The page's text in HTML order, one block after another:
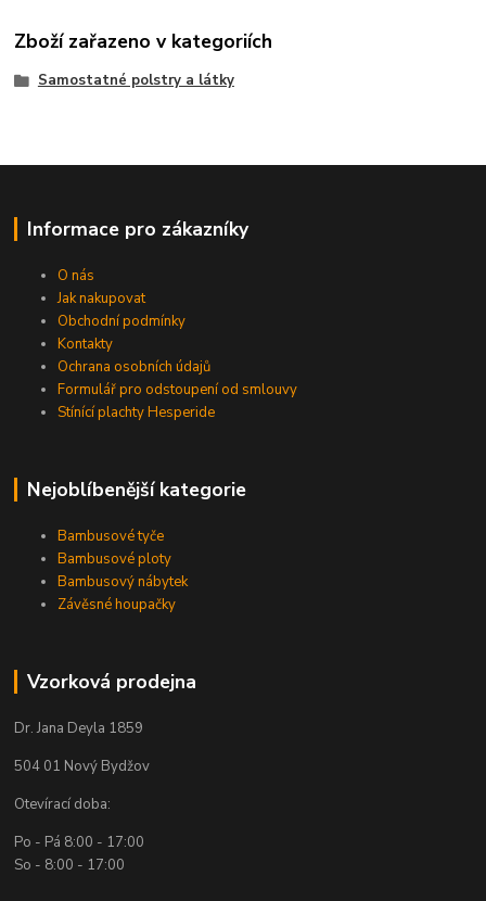
Zboží zařazeno v kategoriích
Samostatné polstry a látky
Informace pro zákazníky
O nás
Jak nakupovat
Obchodní podmínky
Kontakty
Ochrana osobních údajů
Formulář pro odstoupení od smlouvy
Stínící plachty Hesperide
Nejoblíbenější kategorie
Bambusové tyče
Bambusové ploty
Bambusový nábytek
Závěsné houpačky
Vzorková prodejna
Dr. Jana Deyla 1859
504 01 Nový Bydžov
Otevírací doba:
Po - Pá 8:00 - 17:00
So - 8:00 - 17:00